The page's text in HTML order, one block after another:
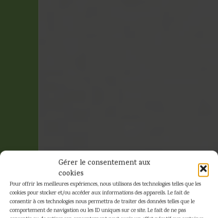
Gérer le consentement aux
cookies
Pour offrir les meilleures expériences, nous utilisons des technologies telles que les
cookies pour stocker et/ou accéder aux informations des appareils. Le fait de
consentir à ces technologies nous permettra de traiter des données telles que le
comportement de navigation ou les ID uniques sur ce site. Le fait de ne pas